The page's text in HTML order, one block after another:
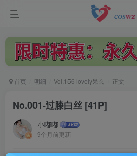
首页 明细 Vol.156 lovely呆玄 正文
No.001-过膝白丝 [41P]
小嘟嘟
9个月前更新